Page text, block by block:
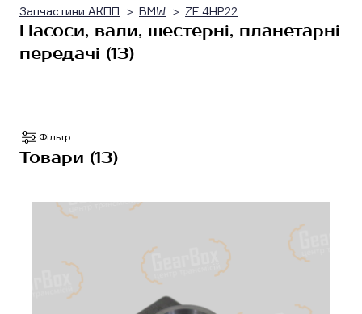
Запчастини АКПП BMW ZF 4HP22
Насоси, вали, шестерні, планетарні
передачі (13)
Фільтр
Товари (13)